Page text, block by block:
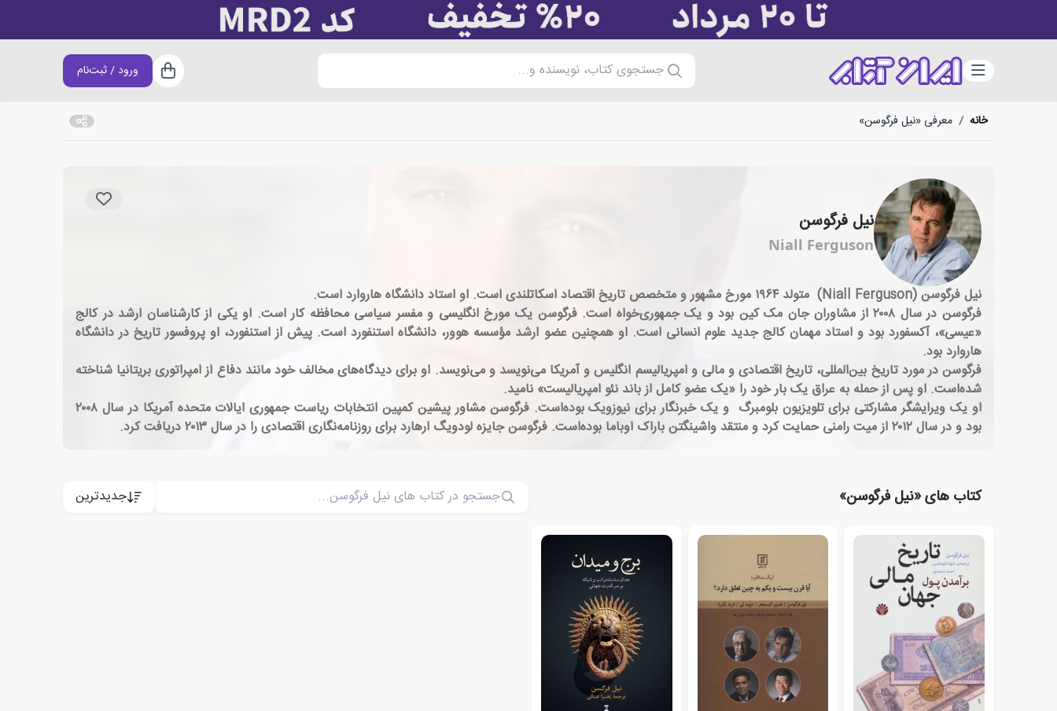
دسته‌بندی جستجوی کتاب، نویسنده و... سبد خرید
ورود / ثبت‌نام
خانه / معرفی «نیل فرگوسن»
نیل فرگوسن
Niall Ferguson
نیل فرگوسن (Niall Ferguson) متولد ۱۹۶۴ مورخ مشهور و متخصص تاریخ اقتصاد اسکاتلندی است. او استاد دانشگاه هاروارد است.
فرگوسن در سال ۲۰۰۸ از مشاوران جان مک کین بود و یک جمهوری‌خواه است. فرگوسن یک مورخ انگلیسی و مفسر سیاسی محافظه کار است. او یکی از کارشناسان ارشد در کالج
«عیسی»، آکسفورد بود و استاد مهمان کالج جدید علوم انسانی است. او همچنین عضو ارشد مؤسسه هوور، دانشگاه استنفورد است. پیش از استنفورد، او پروفسور تاریخ در دانشگاه
هاروارد بود.
فرگوسن در مورد تاریخ بین‌المللی، تاریخ اقتصادی و مالی و امپریالیسم انگلیس و آمریکا می‌نویسد و می‌نویسد. او برای دیدگاه‌های مخالف خود مانند دفاع از امپراتوری بریتانیا شناخته
شده‌است. او پس از حمله به عراق یک بار خود را «یک عضو کامل از باند نئو امپریالیست» نامید.
او یک ویرایشگر مشارکتی برای تلویزیون بلومبرگ و یک خبرنگار برای نیوزویک بوده‌است. فرگوسن مشاور پیشین کمپین انتخابات ریاست جمهوری ایالات متحده آمریکا در سال ۲۰۰۸
بود و در سال ۲۰۱۲ از میت رامنی حمایت کرد و منتقد واشینگتن باراک اوباما بوده‌است. فرگوسن جایزه لودویگ ارهارد برای روزنامه‌نگاری اقتصادی را در سال ۲۰۱۳ دریافت کرد.
کتاب های «نیل فرگوسن» جدیدترین